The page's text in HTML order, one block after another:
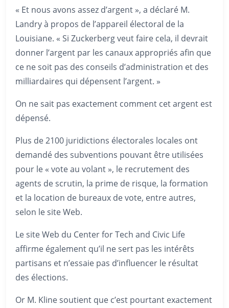
« Et nous avons assez d’argent », a déclaré M.
Landry à propos de l’appareil électoral de la
Louisiane. « Si Zuckerberg veut faire cela, il devrait
donner l’argent par les canaux appropriés afin que
ce ne soit pas des conseils d’administration et des
milliardaires qui dépensent l’argent. »
On ne sait pas exactement comment cet argent est
dépensé.
Plus de 2100 juridictions électorales locales ont
demandé des subventions pouvant être utilisées
pour le « vote au volant », le recrutement des
agents de scrutin, la prime de risque, la formation
et la location de bureaux de vote, entre autres,
selon le site Web.
Le site Web du Center for Tech and Civic Life
affirme également qu’il ne sert pas les intérêts
partisans et n’essaie pas d’influencer le résultat
des élections.
Or M. Kline soutient que c’est pourtant exactement